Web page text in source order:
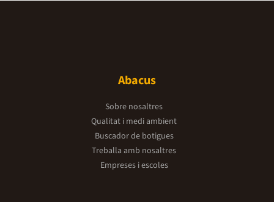
Abacus
Sobre nosaltres
Qualitat i medi ambient
Buscador de botigues
Treballa amb nosaltres
Empreses i escoles